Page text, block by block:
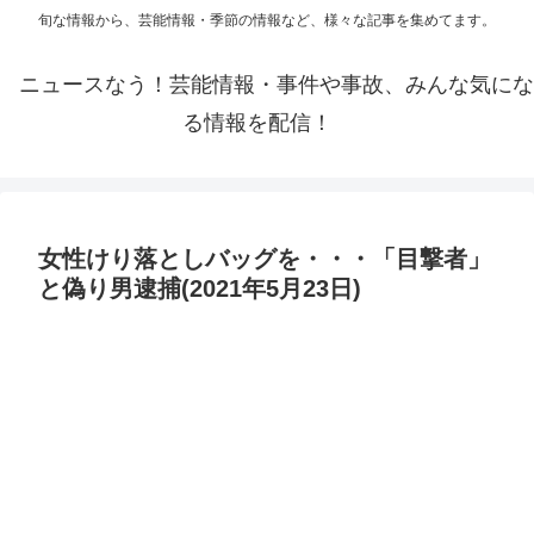
旬な情報から、芸能情報・季節の情報など、様々な記事を集めてます。
ニュースなう！芸能情報・事件や事故、みんな気にな
る情報を配信！
女性けり落としバッグを・・・「目撃者」
と偽り男逮捕(2021年5月23日)